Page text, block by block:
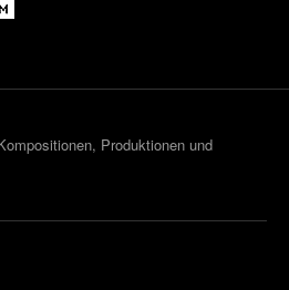
Produktionen und